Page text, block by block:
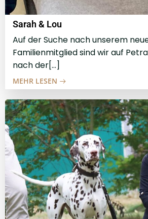
Sarah & Lou
Auf der Suche nach unserem
Familienmitglied sind wir auf
nach der[…]
MEHR LESEN